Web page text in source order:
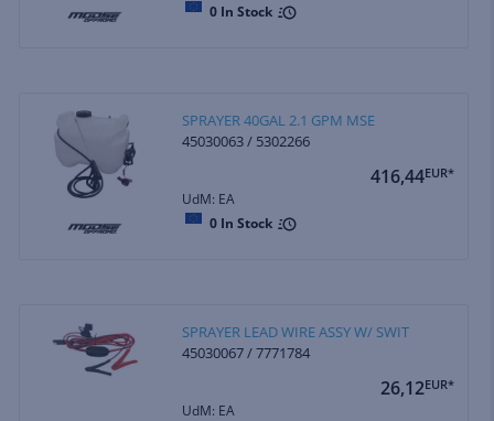
0 In Stock
SPRAYER 40GAL 2.1 GPM MSE
45030063 / 5302266
416,44EUR*
UdM: EA
0 In Stock
SPRAYER LEAD WIRE ASSY W/ SWIT
45030067 / 7771784
26,12EUR*
UdM: EA